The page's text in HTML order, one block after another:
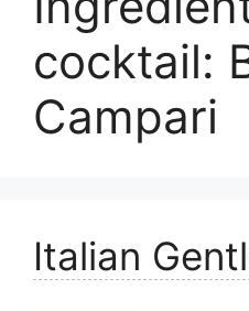
cocktail:
Campari
Italian